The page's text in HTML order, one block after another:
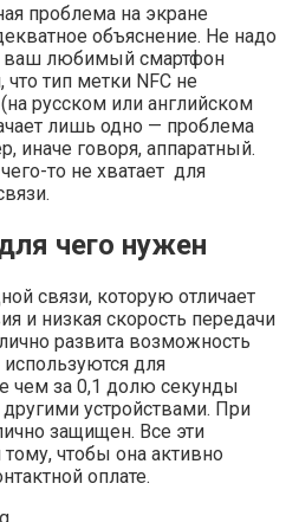
проблема на экране
объяснение. Не надо
ваш любимый смартфон
тип метки NFC не
русском или английском
лишь одно — проблема
иначе говоря, аппаратный.
то не хватает для
чего нужен
связи, которую отличает
и низкая скорость передачи
развита возможность
для
чем за 0,1 долю секунды
устройствами. При
защищен. Все эти
чтобы она активно
оплате.